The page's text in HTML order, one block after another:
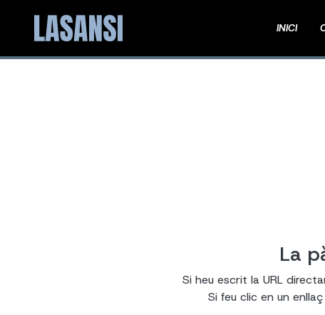
INICI
La
Si heu escrit la URL
Si feu clic en un